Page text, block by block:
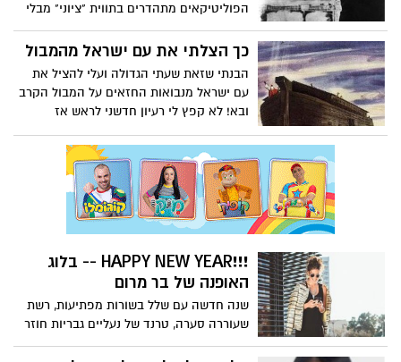
הפוליטיקאים מתהדרים בתווית "ציוני" מבלי
להבין אותה ותוך הזנחה פושעת של המעשה
הציוני עצמו. בואו נעשה סדר בספורט הלאומי
כך הצלתי את עם ישראל מהמבול
הבנתי שזאת שעתי הגדולה ועלי להציל את
עם ישראל מנבואות החזאים על המבול הקרב
ובא! לא קפץ לי רעיון חדשני לראש אז
....
!!!HAPPY NEW YEAR -- בלוג
האופנה של בר מרום
שנה חדשה עם שלל בשורות מפתיעות, רשת
שעוררה סערה, טרנד של נעליים גבריות חוזר
בפעם המי יודע כמה לארון שלנו עם טוויסט